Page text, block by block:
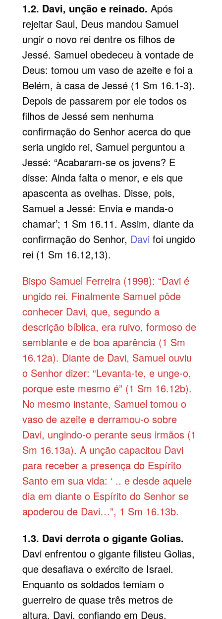
1.2. Davi, unção e reinado. Após
rejeitar Saul, Deus mandou Samuel
ungir o novo rei dentre os filhos de
Jessé. Samuel obedeceu à vontade de
Deus: tomou um vaso de azeite e foi a
Belém, à casa de Jessé (1 Sm 16.1-3).
Depois de passarem por ele todos os
filhos de Jessé sem nenhuma
confirmação do Senhor acerca do que
seria ungido rei, Samuel perguntou a
Jessé: “Acabaram-se os jovens? E
disse: Ainda falta o menor, e eis que
apascenta as ovelhas. Disse, pois,
Samuel a Jessé: Envia e manda-o
chamar’; 1 Sm 16.11. Assim, diante da
confirmação do Senhor, Davifoi ungido
rei (1 Sm 16.12,13).
Bispo Samuel Ferreira (1998): “Davi é
ungido rei. Finalmente Samuel pôde
conhecer Davi, que, segundo a
descrição bíblica, era ruivo, formoso de
semblante e de boa aparência (1 Sm
16.12a). Diante de Davi, Samuel ouviu
o Senhor dizer: “Levanta-te, e unge-o,
porque este mesmo é” (1 Sm 16.12b).
No mesmo instante, Samuel tomou o
vaso de azeite e derramou-o sobre
Davi, ungindo-o perante seus irmãos (1
Sm 16.13a). A unção capacitou Davi
para receber a presença do Espírito
Santo em sua vida: ‘ .. e desde aquele
dia em diante o Espírito do Senhor se
apoderou de Davi…”, 1 Sm 16.13b.
1.3. Davi derrota o gigante Golias.
Davi enfrentou o gigante filisteu Golias,
que desafiava o exército de Israel.
Enquanto os soldados temiam o
guerreiro de quase três metros de
altura, Davi, confiando em Deus,